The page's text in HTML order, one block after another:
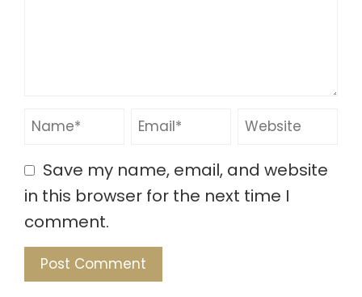
Save my name, email, and website
in this browser for the next time I
comment.